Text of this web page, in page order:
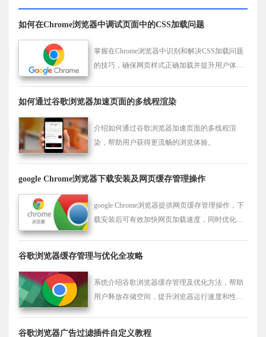
如何在Chrome浏览器中调试页面中的CSS加载问题
掌握在Chrome浏览器中识别和解决CSS加载问题
的技巧，确保网页样式正确加载并提升用户体
如何通过谷歌浏览器加速页面的多线程渲染
介绍如何通过谷歌浏览器加速页面的多线程渲
染，帮助用户获得更流畅的浏览体验。
google Chrome浏览器下载安装及网页缓存管理操作
google Chrome浏览器提供网页缓存管理操作，下
载安装后可有效加快网页加载速度，同时优化浏
谷歌浏览器缓存管理与优化全攻略
系统介绍谷歌浏览器缓存管理及优化方法，帮助
用户释放存储空间，提升浏览器运行速度和性
谷歌浏览器广告过滤插件自定义教程